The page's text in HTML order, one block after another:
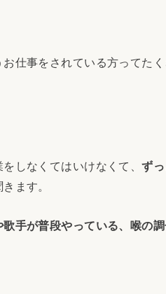
仕事をされている方ってた
しなくてはいけなくて、ず
ます。
歌手が普段やっている、喉の